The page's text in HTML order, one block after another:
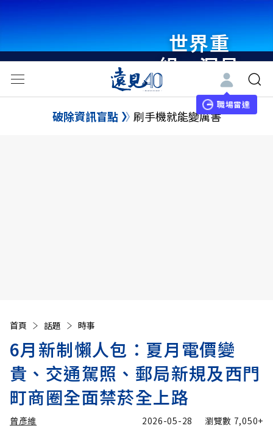
世界重
組・洞見
未來 與
世界領袖
職場雷達
破除資訊盲點 刷手機就能變厲害
首頁 話題 時事
6月新制懶人包：夏月電價變
貴、交通駕照、郵局新規及西門
町商圈全面禁菸全上路
曾彥維 2026-05-28 瀏覽數 7,050+